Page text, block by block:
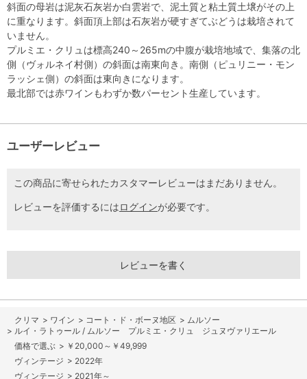
斜面の母岩は泥灰石灰岩か白雲岩で、泥土質と粘土質土壌がその上
に重なります。斜面頂上部は石灰岩が硬すぎてぶどうは栽培されて
いません。
プルミエ・クリュは標高240～265mの中腹が栽培地域で、集落の北
側（ヴォルネイ村側）の斜面は南東向き。南側（ピュリニー・モン
ラッシェ側）の斜面は東向きになります。
最北部では赤ワインもわずか数パーセント生産しています。
ユーザーレビュー
この商品に寄せられたカスタマーレビューはまだありません。
レビューを評価するにはログインが必要です。
レビューを書く
> ワイン > コート・ド・ボーヌ地区 > ムルソー
> ルイ・ラトゥール / ムルソー プルミエ・クリュ ジュヌヴァリエール
> ￥20,000～￥49,999
> 2022年
> 2021年～